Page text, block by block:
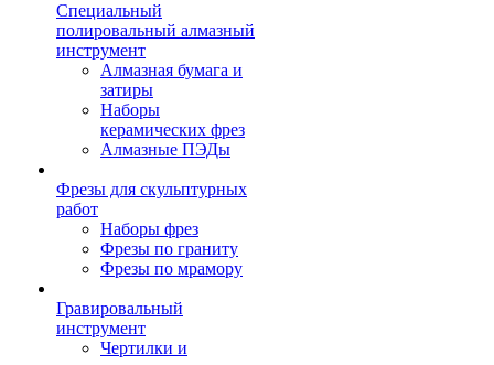
Специальный
полировальный алмазный
инструмент
Алмазная бумага и
затиры
Наборы
керамических фрез
Алмазные ПЭДы
Фрезы для скульптурных
работ
Наборы фрез
Фрезы по граниту
Фрезы по мрамору
Гравировальный
инструмент
Чертилки и